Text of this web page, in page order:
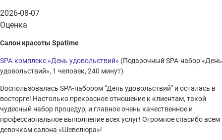
2026-08-07
Оценка
Салон красоты Spatime
SPA-комплекс «День удовольствий» (Подарочный SPA-набор «День
удовольствий», 1 человек, 240 минут)
Воспользовалась SPA-набором "День удовольствий" и осталась в
восторге! Настолько прекрасное отношение к клиентам, такой
чудесный набор процедур, и главное очень качественное и
профессиональное выполнение всех услуг! Огромное спасибо всем
девочкам салона «Шевелюра»!